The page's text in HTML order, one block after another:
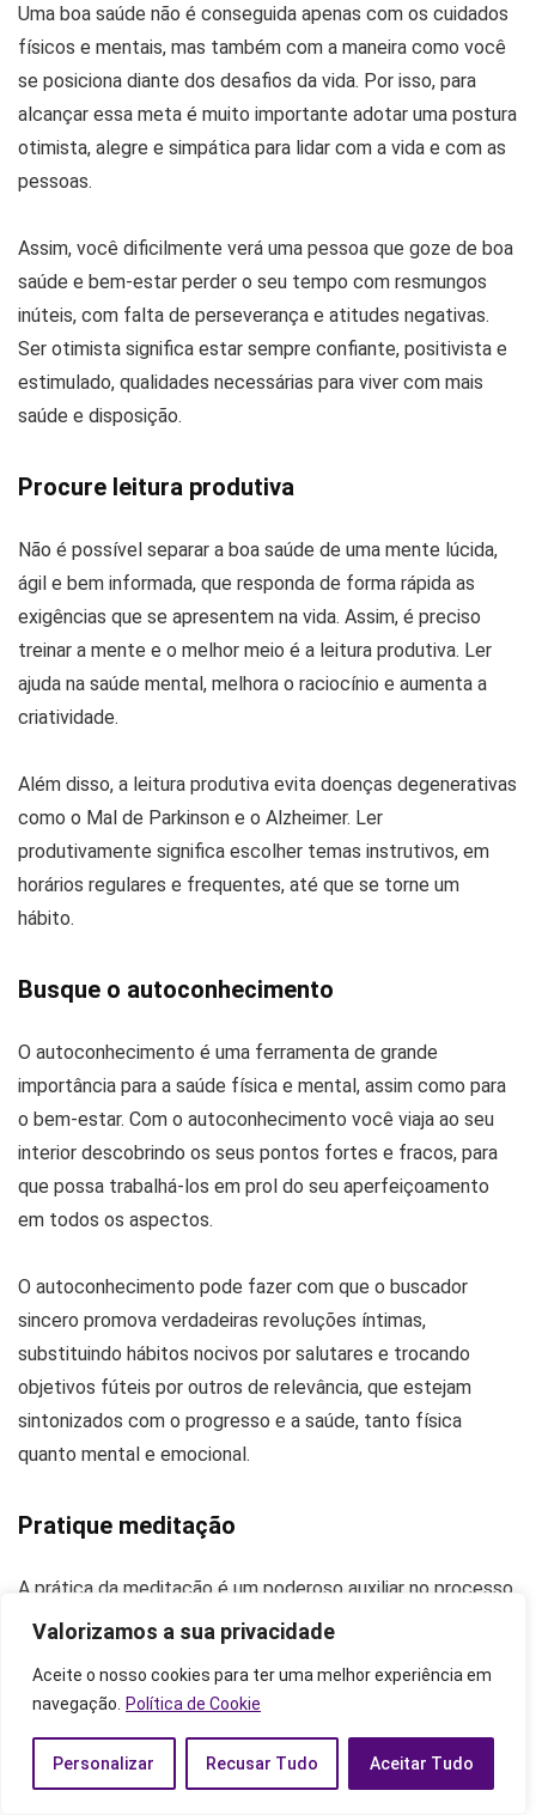
Valorizamos a sua privacidade
Aceite o nosso cookies para ter uma melhor experiência em
navegação.
Política de Cookie
Personalizar Recusar Tudo Aceitar Tudo
Uma boa saúde não é conseguida apenas com os cuidados
físicos e mentais, mas também com a maneira como você
se posiciona diante dos desafios da vida. Por isso, para
alcançar essa meta é muito importante adotar uma postura
otimista, alegre e simpática para lidar com a vida e com as
pessoas.
Assim, você dificilmente verá uma pessoa que goze de boa
saúde e bem-estar perder o seu tempo com resmungos
inúteis, com falta de perseverança e atitudes negativas.
Ser otimista significa estar sempre confiante, positivista e
estimulado, qualidades necessárias para viver com mais
saúde e disposição.
Procure leitura produtiva
Não é possível separar a boa saúde de uma mente lúcida,
ágil e bem informada, que responda de forma rápida as
exigências que se apresentem na vida. Assim, é preciso
treinar a mente e o melhor meio é a leitura produtiva. Ler
ajuda na saúde mental, melhora o raciocínio e aumenta a
criatividade.
Além disso, a leitura produtiva evita doenças degenerativas
como o Mal de Parkinson e o Alzheimer. Ler
produtivamente significa escolher temas instrutivos, em
horários regulares e frequentes, até que se torne um
hábito.
Busque o autoconhecimento
O autoconhecimento é uma ferramenta de grande
importância para a saúde física e mental, assim como para
o bem-estar. Com o autoconhecimento você viaja ao seu
interior descobrindo os seus pontos fortes e fracos, para
que possa trabalhá-los em prol do seu aperfeiçoamento
em todos os aspectos.
O autoconhecimento pode fazer com que o buscador
sincero promova verdadeiras revoluções íntimas,
substituindo hábitos nocivos por salutares e trocando
objetivos fúteis por outros de relevância, que estejam
sintonizados com o progresso e a saúde, tanto física
quanto mental e emocional.
Pratique meditação
A prática da meditação é um poderoso auxiliar no processo
de obtenção de saúde e bem-estar. A meditação é
seus efeitos nocivos para o corpo e a mente. A meditação
individualmente ou em grupo.